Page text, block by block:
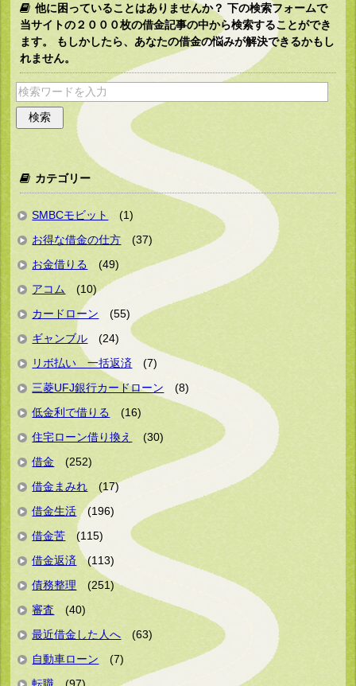
他に困っていることはありませんか？ 下の検索フォームで
当サイトの２０００枚の借金記事の中から検索することができ
ます。 もしかしたら、あなたの借金の悩みが解決できるかもし
れません。
カテゴリー
SMBCモビット
(1)
お得な借金の仕方
(37)
お金借りる
(49)
アコム
(10)
カードローン
(55)
ギャンブル
(24)
リボ払い 一括返済
(7)
三菱UFJ銀行カードローン
(8)
低金利で借りる
(16)
住宅ローン借り換え
(30)
借金
(252)
借金まみれ
(17)
借金生活
(196)
借金苦
(115)
借金返済
(113)
債務整理
(251)
審査
(40)
最近借金した人へ
(63)
自動車ローン
(7)
転職
(97)